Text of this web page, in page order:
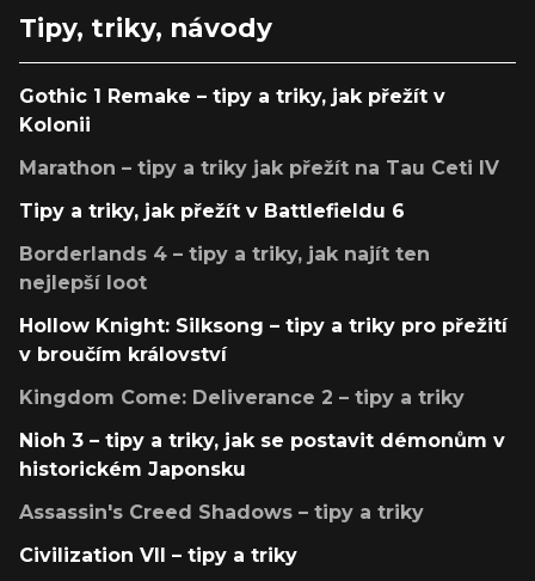
Tipy, triky, návody
Gothic 1 Remake – tipy a triky, jak přežít v
Kolonii
Marathon – tipy a triky jak přežít na Tau Ceti IV
Tipy a triky, jak přežít v Battlefieldu 6
Borderlands 4 – tipy a triky, jak najít ten
nejlepší loot
Hollow Knight: Silksong – tipy a triky pro přežití
v broučím království
Kingdom Come: Deliverance 2 – tipy a triky
Nioh 3 – tipy a triky, jak se postavit démonům v
historickém Japonsku
Assassin's Creed Shadows – tipy a triky
Civilization VII – tipy a triky